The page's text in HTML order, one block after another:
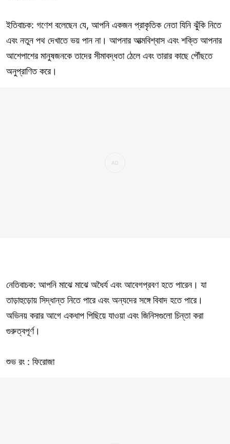
ইতিবাচক: গণেশ বলেছেন যে, আপনি একজন প্রাকৃতিক নেতা যিনি ঝুঁকি নিতে
এবং নতুন পথ দেখাতে ভয় পান না। আপনার আত্মবিশ্বাস এবং শক্তি আপনার
আশেপাশের মানুষজনকে তাদের সীমাবদ্ধতা ঠেলে এবং তারার কাছে পৌঁছতে
অনুপ্রাণিত করে।
নেতিবাচক: আপনি মাঝে মাঝে অধৈর্য এবং আবেগপ্রবণ হতে পারেন। যা
তাড়াহুড়োয় সিদ্ধান্ত নিতে পারে এবং অন্যদের সঙ্গে বিবাদ হতে পারে।
অভিনয় করার আগে একধাপ পিছিয়ে যাওয়া এবং জিনিসগুলো চিন্তা করা
গুরুত্বপূর্ণ।
শুভ রং : ফিরোজা